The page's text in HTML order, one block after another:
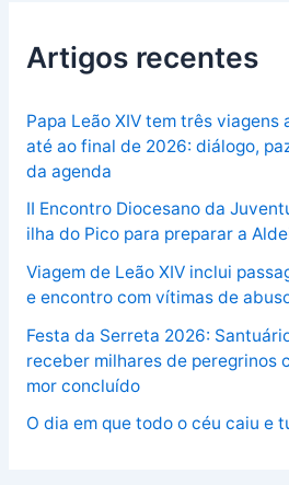
Artigos recentes
Papa Leão XIV tem três
até ao final de 2026: diálogo,
da agenda
II Encontro Diocesano da
ilha do Pico para preparar a
Viagem de Leão XIV inclui
e encontro com vítimas de
Festa da Serreta 2026:
receber milhares de peregrinos
mor concluído
O dia em que todo o céu caiu e